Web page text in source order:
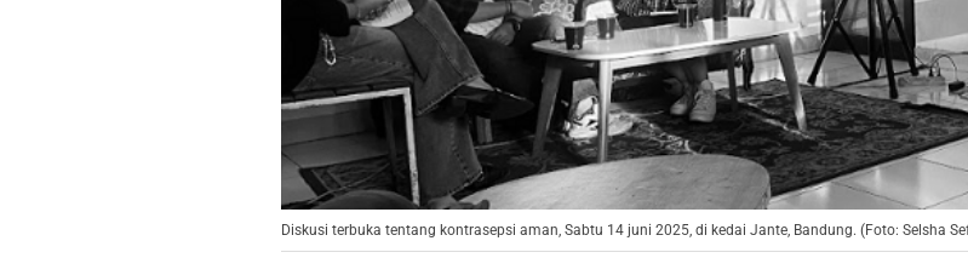
Diskusi terbuka tentang kontrasepsi aman, Sabtu 14 juni 2025, di kedai Jante, Bandung. (Foto: Selsha